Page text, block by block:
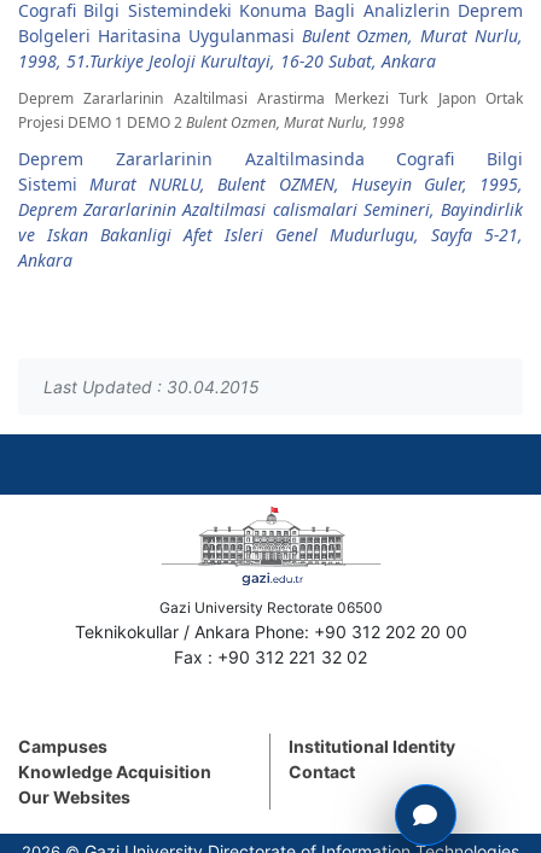
Cografi Bilgi Sistemindeki Konuma Bagli Analizlerin Deprem
Bolgeleri Haritasina Uygulanmasi Bulent Ozmen, Murat Nurlu,
1998, 51.Turkiye Jeoloji Kurultayi, 16-20 Subat, Ankara
Deprem Zararlarinin Azaltilmasi Arastirma Merkezi Turk Japon Ortak
Projesi DEMO 1 DEMO 2Bulent Ozmen, Murat Nurlu, 1998
Deprem Zararlarinin Azaltilmasinda Cografi Bilgi
SistemiMurat NURLU, Bulent OZMEN, Huseyin Guler, 1995,
Deprem Zararlarinin Azaltilmasi calismalari Semineri, Bayindirlik
ve Iskan Bakanligi Afet Isleri Genel Mudurlugu, Sayfa 5-21,
Ankara
Last Updated : 30.04.2015
Gazi University Rectorate 06500
Teknikokullar / Ankara Phone: +90 312 202 20 00
Fax : +90 312 221 32 02
Campuses
Knowledge Acquisition
Our Websites
Institutional Identity
Contact